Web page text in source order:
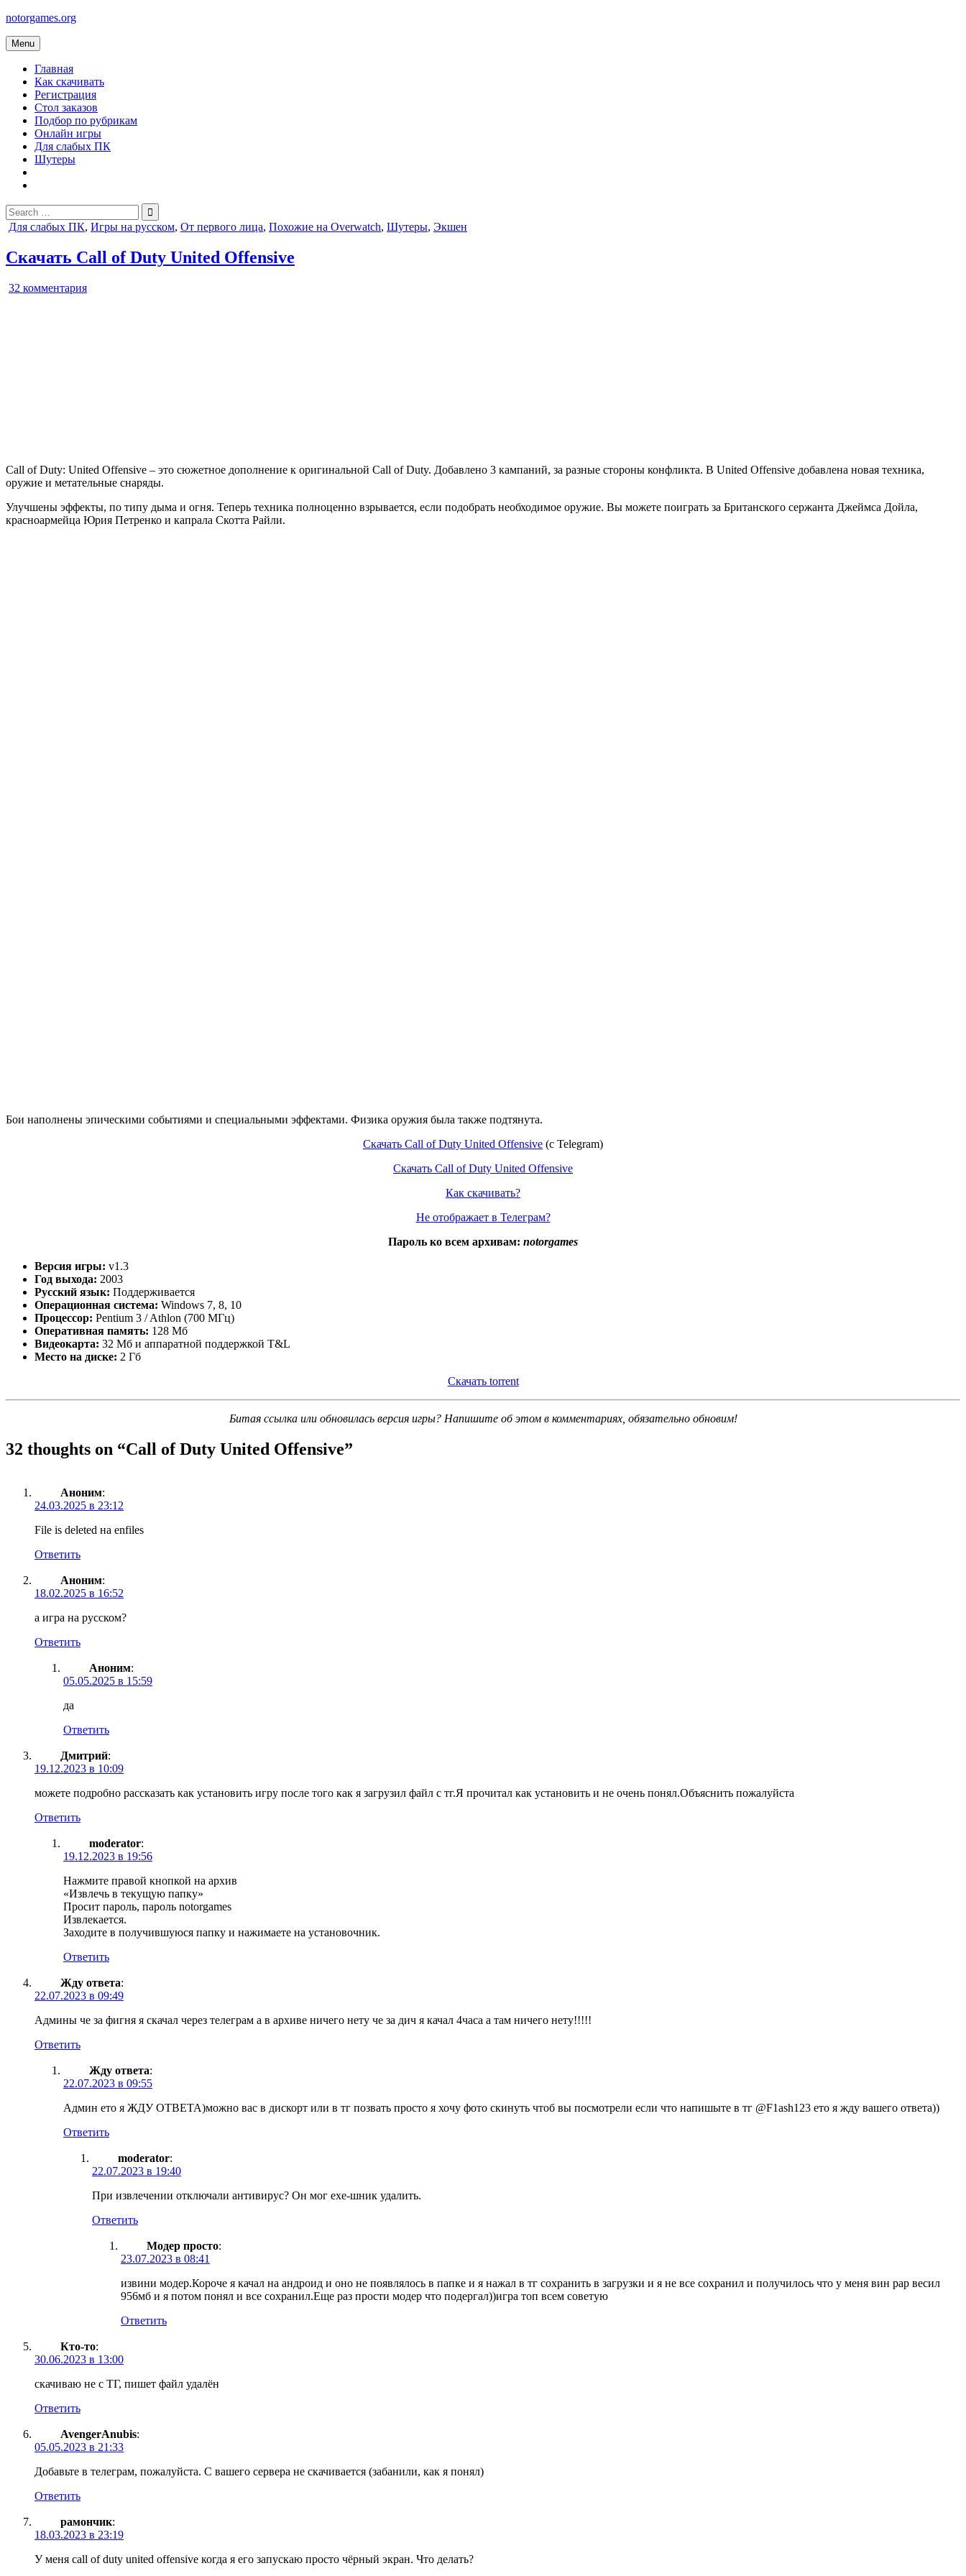
Skip
content
notorgames.org
Menu
Главная
Как скачивать
Регистрация
Стол заказов
Подбор по рубрикам
Онлайн игры
Для слабых ПК
Шутеры
Search
for:
Posted
Для слабых ПК, Игры на русском, От первого лица, Похожие на Overwatch, Шутеры, Экшен
Скачать Call of Duty United Offensive
32 комментарияк
Call of Duty: United Offensive – это сюжетное дополнение к оригинальной Call of Duty. Добавлено 3 кампаний, за разные стороны конфликта. В United Offensive добавлена новая техника,
оружие и метательные снаряды.
Улучшены эффекты, по типу дыма и огня. Теперь техника полноценно взрывается, если подобрать необходимое оружие. Вы можете поиграть за Британского сержанта Джеймса Дойла,
красноармейца Юрия Петренко и капрала Скотта Райли.
Бои наполнены эпическими событиями и специальными эффектами. Физика оружия была также подтянута.
Скачать Call of Duty United Offensive (с Telegram)
Скачать Call of Duty United Offensive
Как скачивать?
Не отображает в Телеграм?
Пароль ко всем архивам: notorgames
Версия игры: v1.3
Год выхода: 2003
Русский язык: Поддерживается
Операционная система: Windows 7, 8, 10
Процессор: Pentium 3 / Athlon (700 МГц)
Оперативная память: 128 Мб
Видеокарта: 32 Мб и аппаратной поддержкой T&L
Место на диске: 2 Гб
Скачать torrent
Битая ссылка или обновилась версия игры? Напишите об этом в комментариях, обязательно обновим!
32 thoughts on “Call of Duty United Offensive”
Аноним:
24.03.2025 в 23:12
File is deleted на enfiles
Ответить
Аноним:
18.02.2025 в 16:52
а игра на русском?
Ответить
Аноним:
05.05.2025 в 15:59
да
Ответить
Дмитрий:
19.12.2023 в 10:09
можете подробно рассказать как установить игру после того как я загрузил файл с тг.Я прочитал как установить и не очень понял.Объяснить пожалуйста
Ответить
moderator:
19.12.2023 в 19:56
Нажмите правой кнопкой на архив
«Извлечь в текущую папку»
Просит пароль, пароль notorgames
Извлекается.
Заходите в получившуюся папку и нажимаете на установочник.
Ответить
Жду ответа:
22.07.2023 в 09:49
Админы че за фигня я скачал через телеграм а в архиве ничего нету че за дич я качал 4часа а там ничего нету!!!!!
Ответить
Жду ответа:
22.07.2023 в 09:55
Админ ето я ЖДУ ОТВЕТА)можно вас в дискорт или в тг позвать просто я хочу фото скинуть чтоб вы посмотрели если что напишыте в тг @F1ash123 ето я жду вашего ответа))
Ответить
moderator:
22.07.2023 в 19:40
При извлечении отключали антивирус? Он мог ехе-шник удалить.
Ответить
Модер просто:
23.07.2023 в 08:41
извини модер.Короче я качал на андроид и оно не появлялось в папке и я нажал в тг сохранить в загрузки и я не все сохранил и получилось что у меня вин рар весил
956мб и я потом понял и все сохранил.Еще раз прости модер что подергал))игра топ всем советую
Ответить
Кто-то:
30.06.2023 в 13:00
скачиваю не с ТГ, пишет файл удалён
Ответить
AvengerAnubis:
05.05.2023 в 21:33
Добавьте в телеграм, пожалуйста. С вашего сервера не скачивается (забанили, как я понял)
Ответить
рамончик:
18.03.2023 в 23:19
У меня call of duty united offensive когда я его запускаю просто чёрный экран. Что делать?